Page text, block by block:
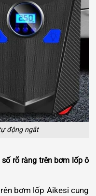
động ngắt
rõ ràng trên bơm lốp ô
bơm lốp Aikesi cung